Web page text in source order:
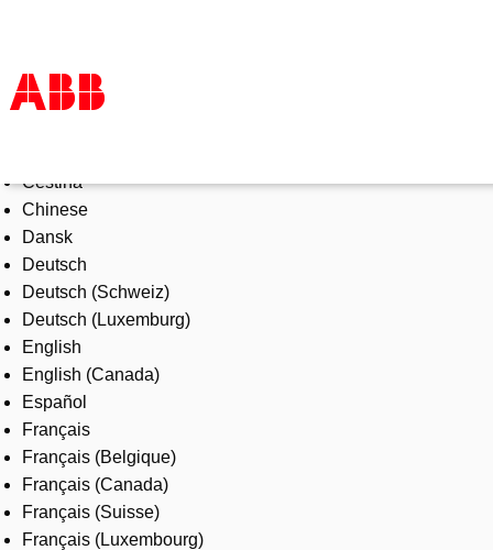
Products & Solutions
Industries
Services
About us
Where to buy
Contact us
Careers
Čeština
Chinese
Dansk
Deutsch
Deutsch (Schweiz)
Deutsch (Luxemburg)
English
English (Canada)
Español
Français
Français (Belgique)
Français (Canada)
Français (Suisse)
Français (Luxembourg)